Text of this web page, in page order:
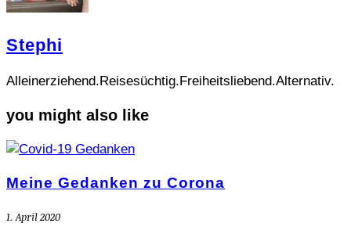
Stephi
Alleinerziehend.Reisesüchtig.Freiheitsliebend.Alternativ.
you might also like
Meine Gedanken zu Corona
1. April 2020